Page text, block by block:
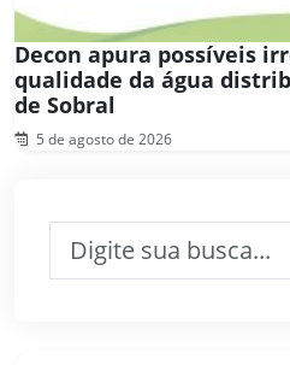
Decon apura possíveis
qualidade da água
de Sobral
5 de agosto de 2026